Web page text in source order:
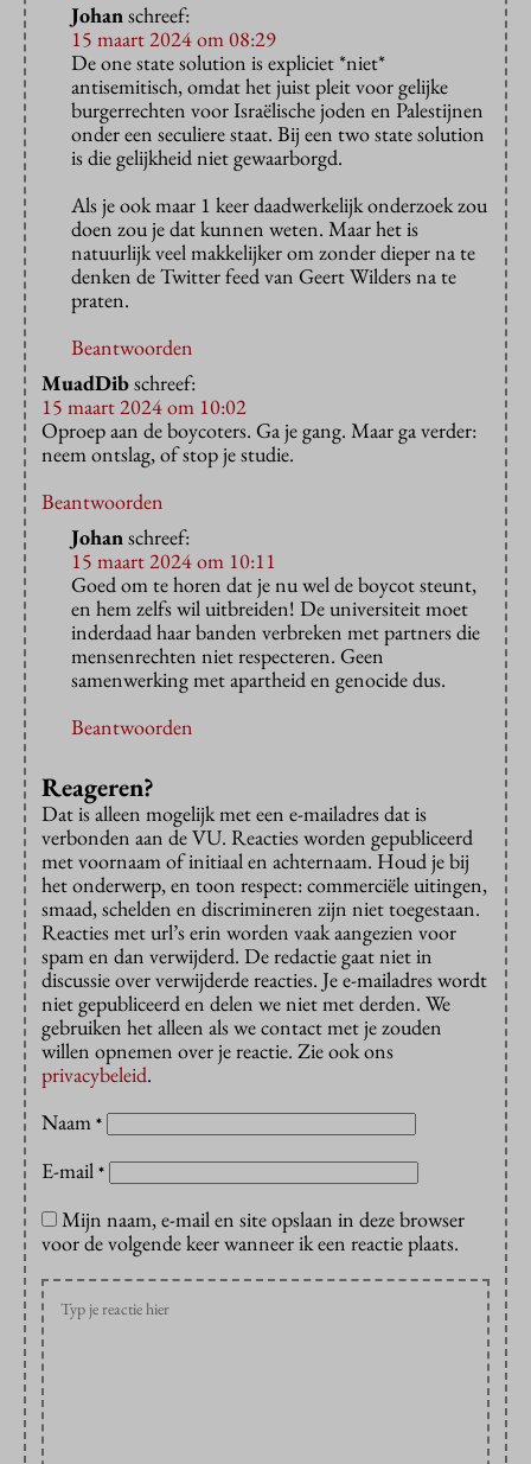
Johanschreef:
15 maart 2024 om 08:29
De one state solution is expliciet *niet*
antisemitisch, omdat het juist pleit voor gelijke
burgerrechten voor Israëlische joden en Palestijnen
onder een seculiere staat. Bij een two state solution
is die gelijkheid niet gewaarborgd.
Als je ook maar 1 keer daadwerkelijk onderzoek zou
doen zou je dat kunnen weten. Maar het is
natuurlijk veel makkelijker om zonder dieper na te
denken de Twitter feed van Geert Wilders na te
praten.
Beantwoorden
MuadDibschreef:
15 maart 2024 om 10:02
Oproep aan de boycoters. Ga je gang. Maar ga verder:
neem ontslag, of stop je studie.
Beantwoorden
Johanschreef:
15 maart 2024 om 10:11
Goed om te horen dat je nu wel de boycot steunt,
en hem zelfs wil uitbreiden! De universiteit moet
inderdaad haar banden verbreken met partners die
mensenrechten niet respecteren. Geen
samenwerking met apartheid en genocide dus.
Beantwoorden
Reageren?
Dat is alleen mogelijk met een e-mailadres dat is
verbonden aan de VU. Reacties worden gepubliceerd
met voornaam of initiaal en achternaam. Houd je bij
het onderwerp, en toon respect: commerciële uitingen,
smaad, schelden en discrimineren zijn niet toegestaan.
Reacties met url’s erin worden vaak aangezien voor
spam en dan verwijderd. De redactie gaat niet in
discussie over verwijderde reacties. Je e-mailadres wordt
niet gepubliceerd en delen we niet met derden. We
gebruiken het alleen als we contact met je zouden
willen opnemen over je reactie. Zie ook ons
privacybeleid.
Naam *
E-mail *
Mijn naam, e-mail en site opslaan in deze browser
voor de volgende keer wanneer ik een reactie plaats.